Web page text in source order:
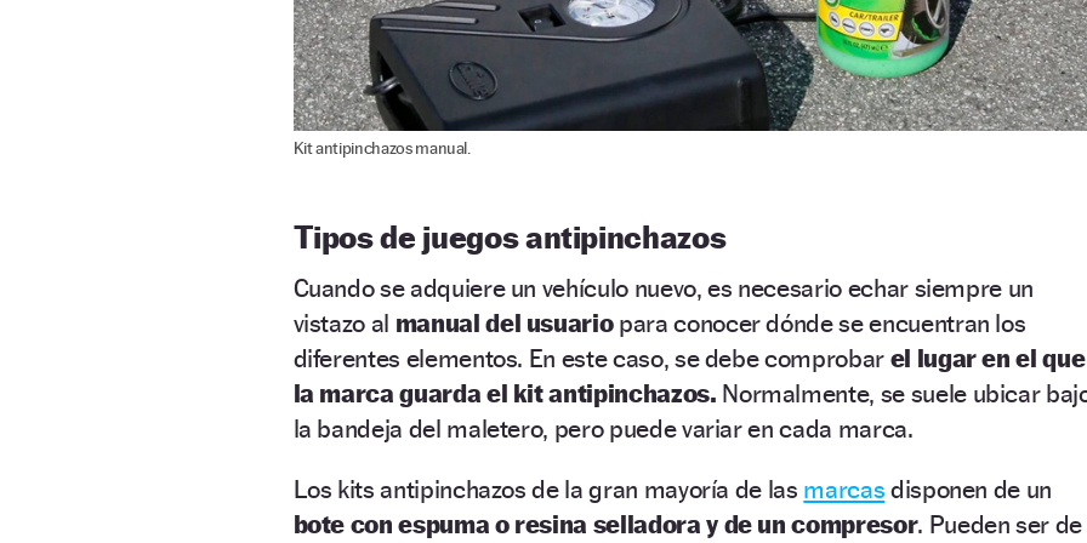
Kit antipinchazos manual.
Tipos de juegos antipinchazos
Cuando se adquiere un vehículo nuevo, es necesario echar siempre un
vistazo al manual del usuariopara conocer dónde se encuentran los
diferentes elementos. En este caso, se debe comprobar el lugar en el que
la marca guarda el kit antipinchazos. Normalmente, se suele ubicar
la bandeja del maletero, pero puede variar en cada marca.
Los kits antipinchazos de la gran mayoría de las marcas disponen de un
bote con espuma o resina selladora y de un compresor. Pueden ser de